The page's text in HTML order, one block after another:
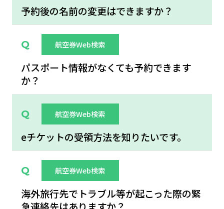
予約後の名前の変更はできますか？
航空券Web検索
パスポート情報がなくても予約できます
か？
航空券Web検索
eチケットの受領方法を知りたいです。
航空券Web検索
海外旅行先でトラブル等が起こった際の緊